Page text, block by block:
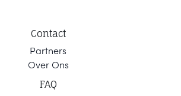
Contact
Partners
Over Ons
FAQ